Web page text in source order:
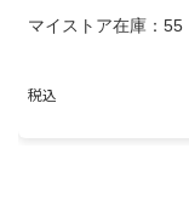
マイストア在庫： 55
税込